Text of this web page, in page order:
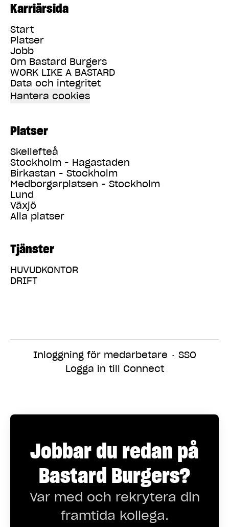
Karriärsida
Start
Platser
Jobb
Om Bastard Burgers
WORK LIKE A BASTARD
Data och integritet
Hantera cookies
Platser
Skellefteå
Stockholm - Hagastaden
Birkastan - Stockholm
Medborgarplatsen - Stockholm
Lund
Växjö
Alla platser
Tjänster
HUVUDKONTOR
DRIFT
Inloggning för medarbetare · SSO
Logga in till Connect
Jobbar du redan på
Bastard Burgers?
Var med och rekrytera din
framtida kollega.